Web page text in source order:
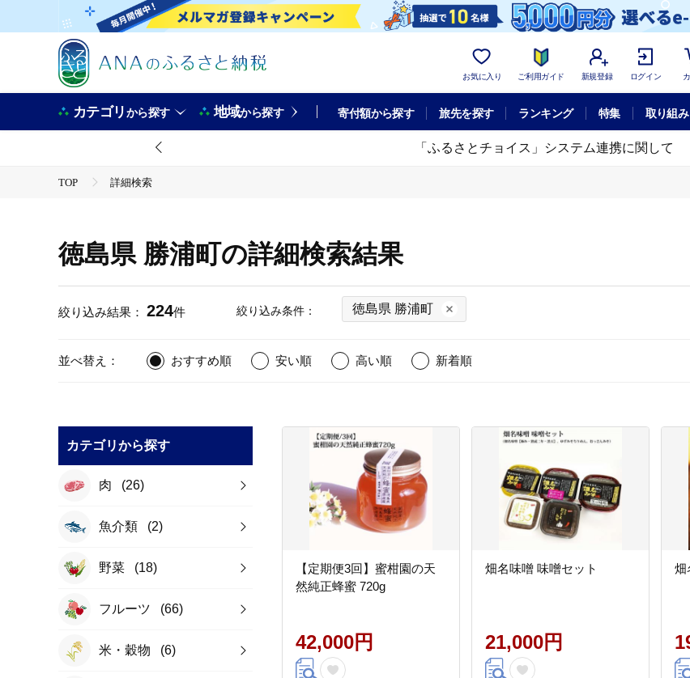
お気に入り ご利用ガイド 新規登録 ログイン
カテゴリから探す 地域から探す 寄付額から探す 旅先を探す ランキング 特集 取り組み
「ふるさとチョイス」システム連携に関して
TOP 詳細検索
徳島県 勝浦町の詳細検索結果
絞り込み結果： 224件 絞り込み条件： 徳島県 勝浦町
並べ替え： おすすめ順 安い順 高い順
新着順
カテゴリから探す
肉 (26)
魚介類 (2)
野菜 (18)
フルーツ (66)
米・穀物 (6)
【定期便3回】蜜柑園の天
然純正蜂蜜 720g
42,000円
畑名味噌 味噌セット
21,000円
畑